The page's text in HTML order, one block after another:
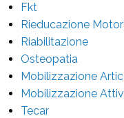
Fkt
Rieducazione
Riabilitazione
Osteopatia
Mobilizzazione
Mobilizzazione
Tecar